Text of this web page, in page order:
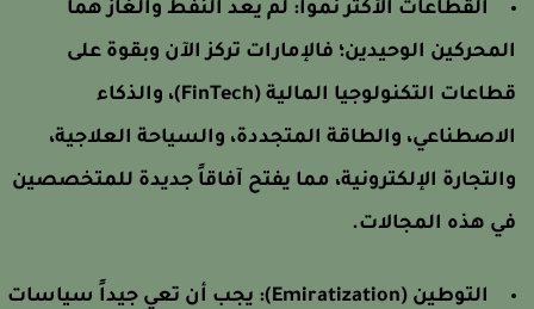
القطاعات الأكثر نمواً: لم يعد النفط والغاز هما
الوحيدين؛ فالإمارات تركز الآن وبقوة على
قطاعات التكنولوجيا المالية (FinTech)، والذكاء
والطاقة المتجددة، والسياحة العلاجية،
الإلكترونية، مما يفتح آفاقاً جديدة للمتخصصين
هذه المجالات.
التوطين (Emiratization): يجب أن تعي جيداً سياسات